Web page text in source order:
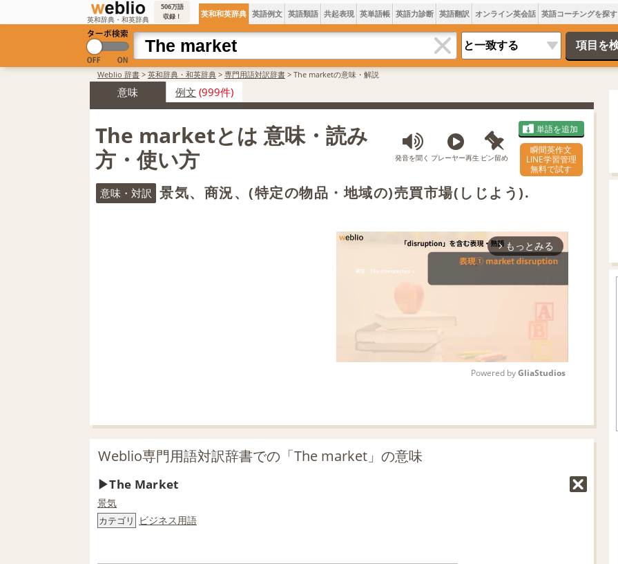
英和辞典・和英辞典
506万語
収録！
英和和英辞典 英語例文 英語類語 共起表現 英単語帳 英語力診断 英語翻訳 オンライン英会話 英語コーチングを探す
Weblio 辞書 > 英和辞典・和英辞典 > 専門用語対訳辞書 > The marketの意味・解説
意味 例文 (999件)
The marketとは 意味・読み
方・使い方
発音を聞く プレーヤー再生 ピン留め
単語を追加
瞬間英作文
LINE学習管理
無料で試す
意味・対訳 景気、商況、(特定の物品・地域の)売買市場(しじよう).
arrow_forward_ios もっとみる
Powered by GliaStudios
Weblio専門用語対訳辞書での「The market」の意味
The Market
景気
カテゴリ ビジネス用語